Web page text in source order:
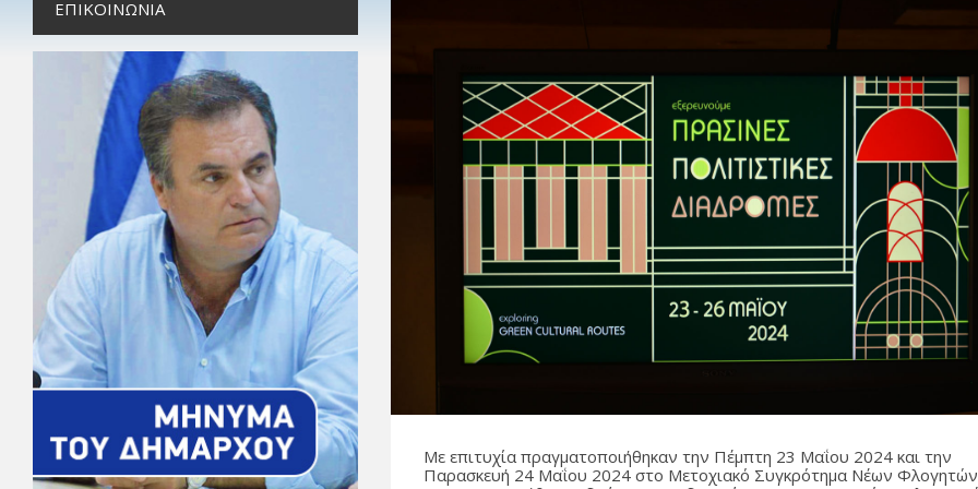
Με επιτυχία πραγματοποιήθηκαν την Πέμπτη 23 Μαΐου 2024 και την
Παρασκευή 24 Μαΐου 2024 στο Μετοχιακό Συγκρότημα Νέων
ΕΠΙΚΟΙΝΩΝΊΑ